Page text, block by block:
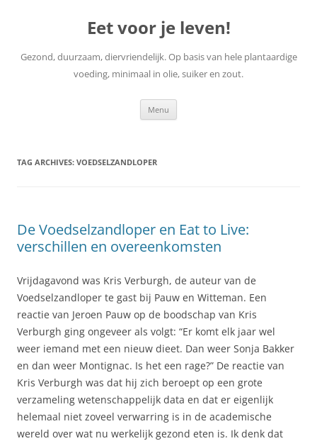
Eet voor je leven!
Gezond, duurzaam, diervriendelijk. Op basis van hele plantaardige
voeding, minimaal in olie, suiker en zout.
Menu
TAG ARCHIVES: VOEDSELZANDLOPER
De Voedselzandloper en Eat to Live:
verschillen en overeenkomsten
Vrijdagavond was Kris Verburgh, de auteur van de
Voedselzandloper te gast bij Pauw en Witteman. Een
reactie van Jeroen Pauw op de boodschap van Kris
Verburgh ging ongeveer als volgt: “Er komt elk jaar wel
weer iemand met een nieuw dieet. Dan weer Sonja Bakker
en dan weer Montignac. Is het een rage?” De reactie van
Kris Verburgh was dat hij zich beroept op een grote
verzameling wetenschappelijk data en dat er eigenlijk
helemaal niet zoveel verwarring is in de academische
wereld over wat nu werkelijk gezond eten is. Ik denk dat